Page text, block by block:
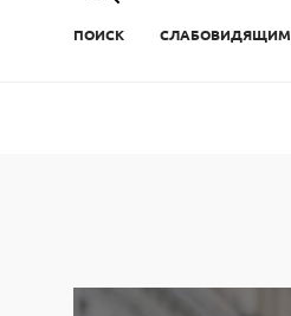
ПОИСК СЛАБОВИДЯЩИМ